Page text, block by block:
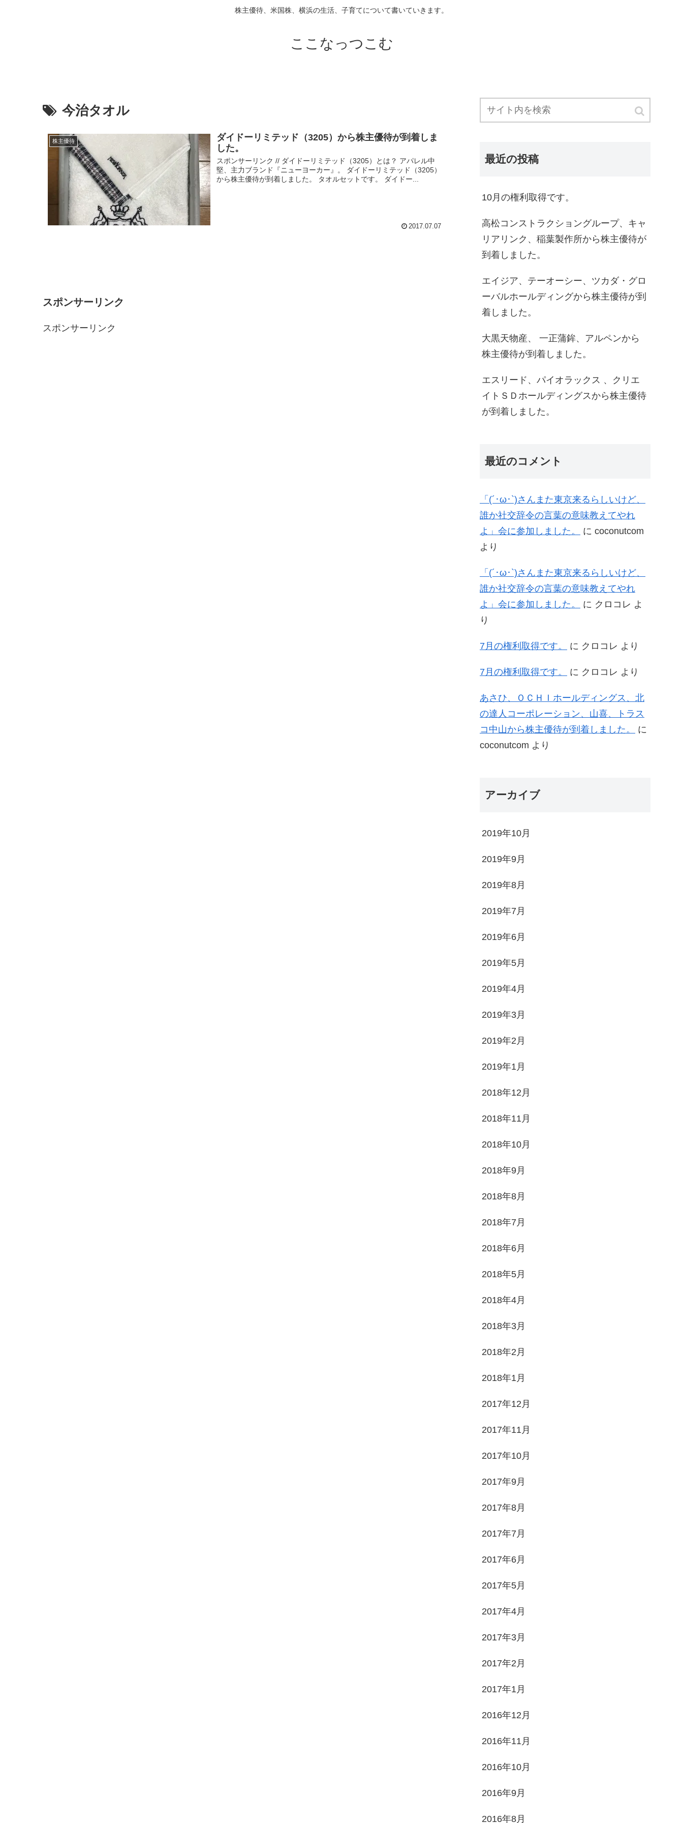
株主優待、米国株、横浜の生活、子育てについて書いていきます。
ここなっつこむ
今治タオル
株主優待
ダイドーリミテッド（3205）から株主優待が到着しま
した。
スポンサーリンク // ダイドーリミテッド（3205）とは？ アパレル中
堅、主力ブランド『ニューヨーカー』。 ダイドーリミテッド（3205）
から株主優待が到着しました。 タオルセットです。 ダイドー...
2017.07.07
スポンサーリンク
スポンサーリンク
最近の投稿
10月の権利取得です。
高松コンストラクショングループ、キャ
リアリンク、稲葉製作所から株主優待が
到着しました。
エイジア、テーオーシー、ツカダ・グロ
ーバルホールディングから株主優待が到
着しました。
大黒天物産、 一正蒲鉾、アルペンから
株主優待が到着しました。
エスリード、パイオラックス 、クリエ
イトＳＤホールディングスから株主優待
が到着しました。
最近のコメント
「(´･ω･`)さんまた東京来るらしいけど、
誰か社交辞令の言葉の意味教えてやれ
よ」会に参加しました。
に coconutcom
より
「(´･ω･`)さんまた東京来るらしいけど、
誰か社交辞令の言葉の意味教えてやれ
よ」会に参加しました。
に クロコレ よ
り
7月の権利取得です。 に クロコレ より
7月の権利取得です。 に クロコレ より
あさひ、ＯＣＨＩホールディングス、北
の達人コーポレーション、山喜、トラス
コ中山から株主優待が到着しました。
に
coconutcom より
アーカイブ
2019年10月
2019年9月
2019年8月
2019年7月
2019年6月
2019年5月
2019年4月
2019年3月
2019年2月
2019年1月
2018年12月
2018年11月
2018年10月
2018年9月
2018年8月
2018年7月
2018年6月
2018年5月
2018年4月
2018年3月
2018年2月
2018年1月
2017年12月
2017年11月
2017年10月
2017年9月
2017年8月
2017年7月
2017年6月
2017年5月
2017年4月
2017年3月
2017年2月
2017年1月
2016年12月
2016年11月
2016年10月
2016年9月
2016年8月